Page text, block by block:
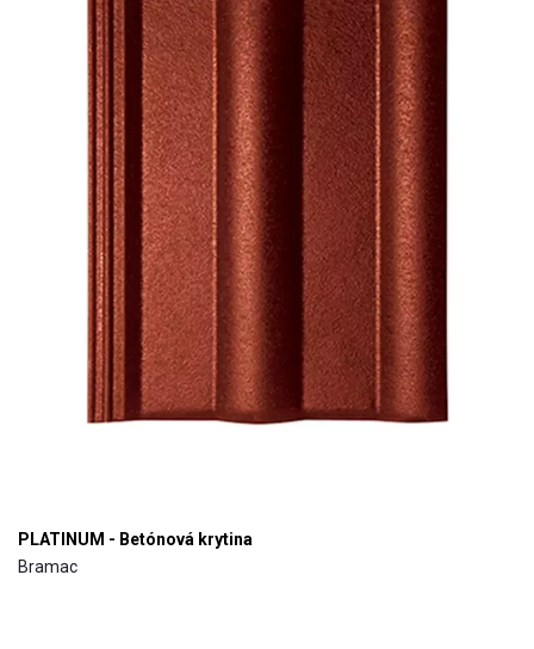
PLATINUM - Betónová krytina
Bramac